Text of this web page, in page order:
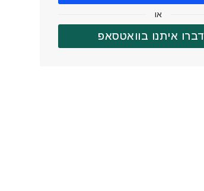
או
דברו איתנו בוואטסאפ